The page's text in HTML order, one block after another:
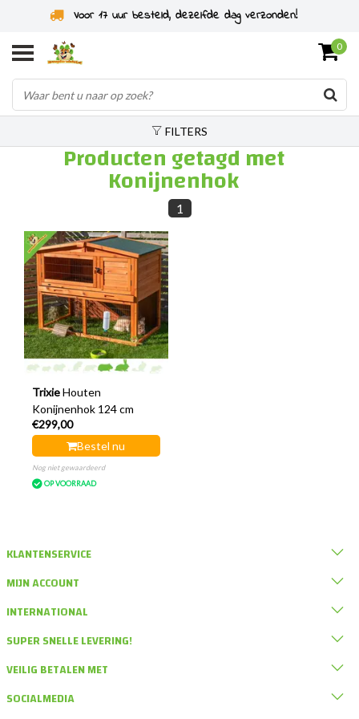
Voor 17 uur besteld, dezelfde dag verzonden!
0
FILTERS
Producten getagd met
Konijnenhok
1
Trixie Houten
Konijnenhok 124 cm
€299,00
Bestel nu
Nog niet gewaardeerd
OP VOORRAAD
KLANTENSERVICE
MIJN ACCOUNT
INTERNATIONAL
SUPER SNELLE LEVERING!
VEILIG BETALEN MET
SOCIALMEDIA